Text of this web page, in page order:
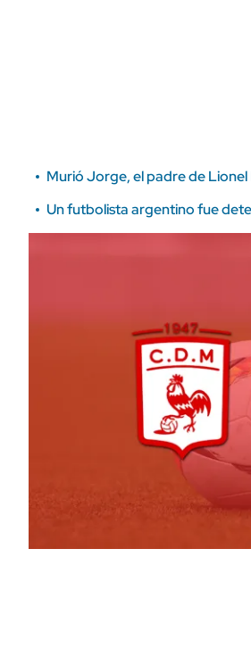
Murió Jorge, el padre de Lionel
Un futbolista argentino fue